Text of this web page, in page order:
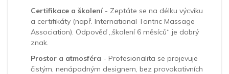
Certifikace a školení- Zeptáte se na délku výcviku
a certifikáty (např. International Tantric Massage
Association). Odpověď „školení 6 měsíců“ je dobrý
znak.
Prostor a atmosféra - Profesionalita se projevuje
čistým, nenápadným designem, bez provokativních